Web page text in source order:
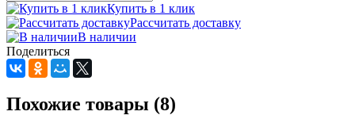
Купить в 1 клик
Рассчитать доставку
В наличии
Поделиться
Похожие товары (8)